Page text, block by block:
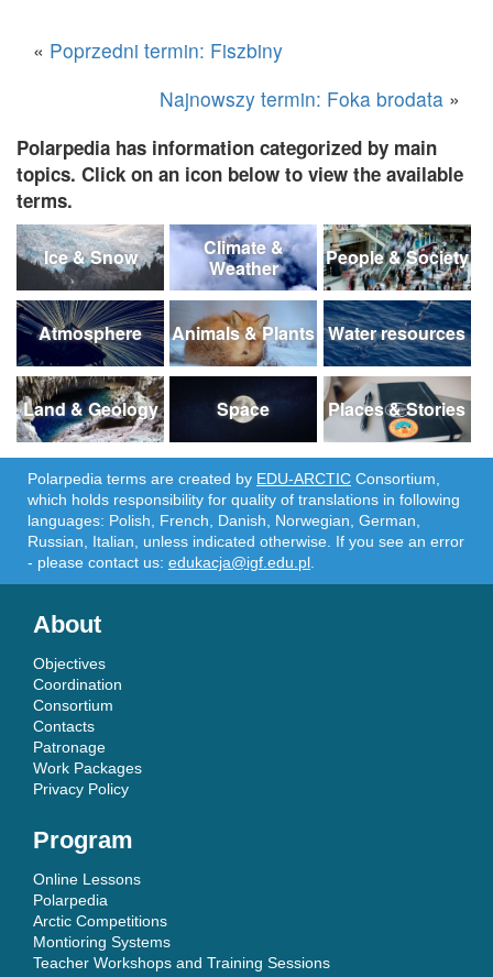
« Poprzedni termin: Fiszbiny
Najnowszy termin: Foka brodata »
Polarpedia has information categorized by main
topics. Click on an icon below to view the available
terms.
Ice & Snow
Climate &
Weather
People & Society
Atmosphere Animals & Plants Water resources
Land & Geology Space Places & Stories
Polarpedia terms are created by EDU-ARCTIC Consortium,
which holds responsibility for quality of translations in following
languages: Polish, French, Danish, Norwegian, German,
Russian, Italian, unless indicated otherwise. If you see an error
- please contact us: edukacja@igf.edu.pl
About
Objectives
Coordination
Consortium
Contacts
Patronage
Work Packages
Privacy Policy
Program
Online Lessons
Polarpedia
Arctic Competitions
Montioring Systems
Teacher Workshops and Training Sessions